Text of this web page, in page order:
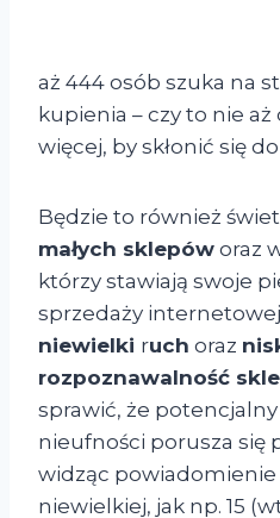
aż 444 osób szuka na
kupienia – czy to nie
więcej, by skłonić się
Będzie to również
małych sklepów oraz
którzy stawiają swoje
sprzedaży
niewielki ruch oraz
rozpoznawalność
sprawić, że
nieufności porusza się
widząc powiadomienie
niewielkiej, jak np. 15